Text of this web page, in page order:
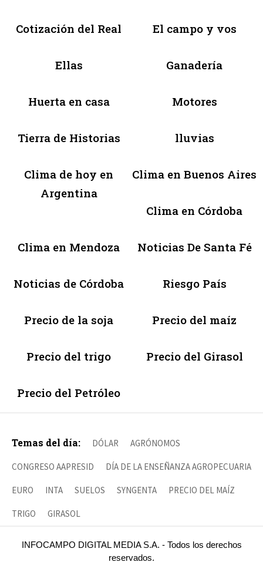
Cotización del Real El campo y vos
Ellas Ganadería
Huerta en casa Motores
Tierra de Historias lluvias
Clima de hoy en
Argentina
Clima en Buenos Aires
Clima en Córdoba
Clima en Mendoza Noticias De Santa Fé
Noticias de Córdoba Riesgo País
Precio de la soja Precio del maíz
Precio del trigo Precio del Girasol
Precio del Petróleo
Temas del día: DÓLAR AGRÓNOMOS
CONGRESO AAPRESID DÍA DE LA ENSEÑANZA AGROPECUARIA
EURO INTA SUELOS SYNGENTA PRECIO DEL MAÍZ
TRIGO GIRASOL
INFOCAMPO DIGITAL MEDIA S.A. - Todos los derechos
reservados.